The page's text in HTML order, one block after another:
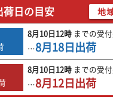
荷日の目安 地
8月10日12時 までの受
…8月18日出荷
8月10日12時 までの受
…8月12日出荷